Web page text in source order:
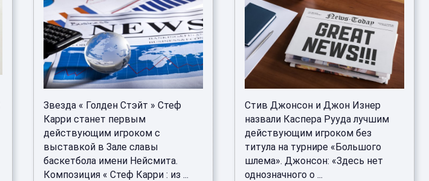
Звезда « Голден Стэйт » Стеф
Карри станет первым
действующим игроком с
выставкой в Зале славы
баскетбола имени Нейсмита.
Композиция « Стеф Карри : из ...
Стив Джонсон и Джон Изнер
назвали Каспера Рууда лучшим
действующим игроком без
титула на турнире «Большого
шлема». Джонсон: «Здесь нет
однозначного о ...